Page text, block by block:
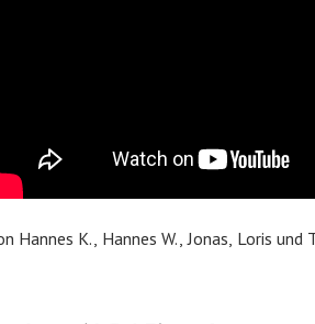
Hannes K., Hannes W., Jonas, Loris und